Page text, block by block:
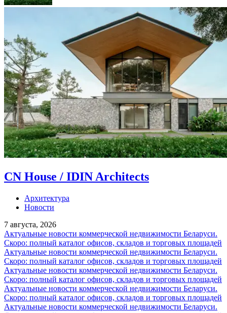
CN House / IDIN Architects
Архитектура
Новости
7 августа, 2026
Актуальные новости коммерческой недвижимости Беларуси.
Скоро: полный каталог офисов, складов и торговых площадей
Актуальные новости коммерческой недвижимости Беларуси.
Скоро: полный каталог офисов, складов и торговых площадей
Актуальные новости коммерческой недвижимости Беларуси.
Скоро: полный каталог офисов, складов и торговых площадей
Актуальные новости коммерческой недвижимости Беларуси.
Скоро: полный каталог офисов, складов и торговых площадей
Актуальные новости коммерческой недвижимости Беларуси.